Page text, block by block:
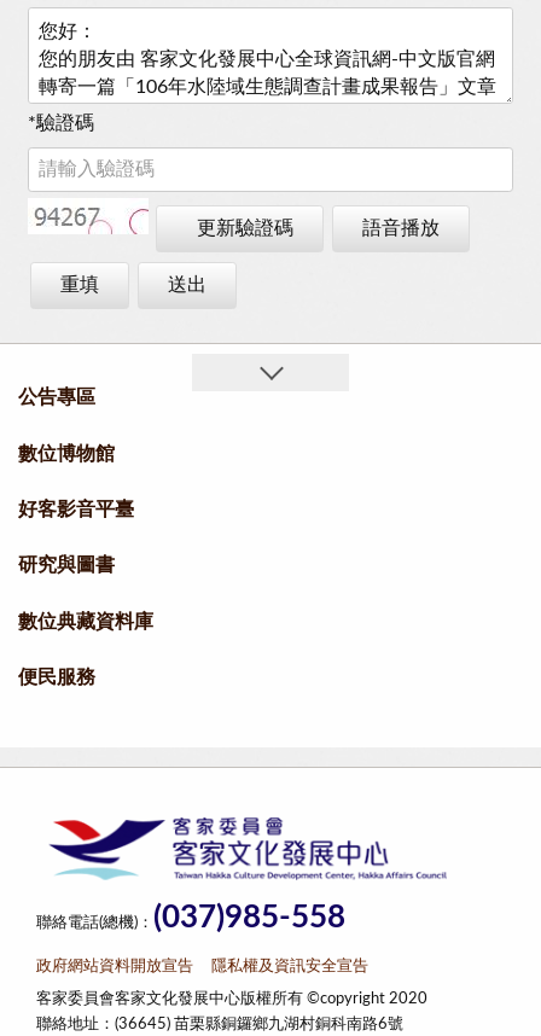
*驗證碼
更新驗證碼 語音播放
重填 送出
公告專區
數位博物館
好客影音平臺
研究與圖書
數位典藏資料庫
便民服務
聯絡電話(總機)： (037)985-558
政府網站資料開放宣告 隱私權及資訊安全宣告
客家委員會客家文化發展中心版權所有 ©copyright 2020
聯絡地址：(36645) 苗栗縣銅鑼鄉九湖村銅科南路6號